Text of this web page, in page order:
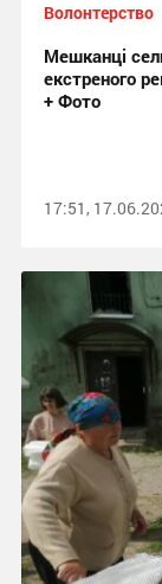
Волонтерство
Мешканці
екстреного
+ Фото
17:51,